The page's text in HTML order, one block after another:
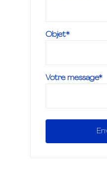
Objet*
Votre message*